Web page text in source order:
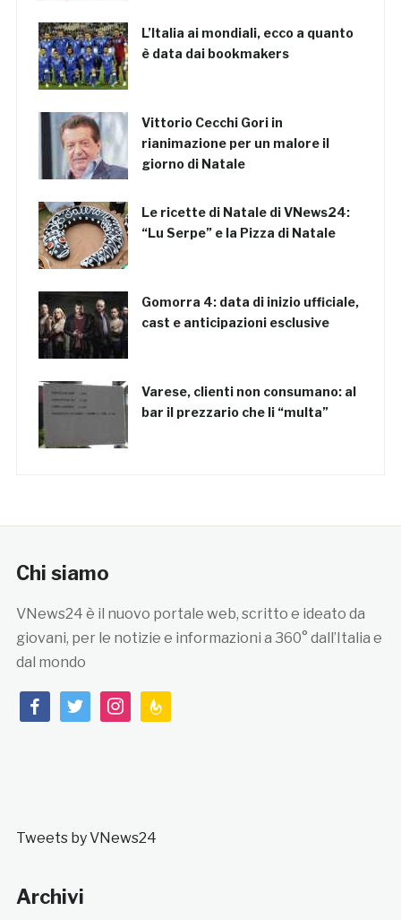
L’Italia ai mondiali, ecco a quanto
è data dai bookmakers
Vittorio Cecchi Gori in
rianimazione per un malore il
giorno di Natale
Le ricette di Natale di VNews24:
“Lu Serpe” e la Pizza di Natale
Gomorra 4: data di inizio ufficiale,
cast e anticipazioni esclusive
Varese, clienti non consumano: al
bar il prezzario che li “multa”
Chi siamo
VNews24 è il nuovo portale web, scritto e ideato da
giovani, per le notizie e informazioni a 360° dall’Italia e
dal mondo
facebooktwitterinstagramfeedburner
Tweets by VNews24
Archivi